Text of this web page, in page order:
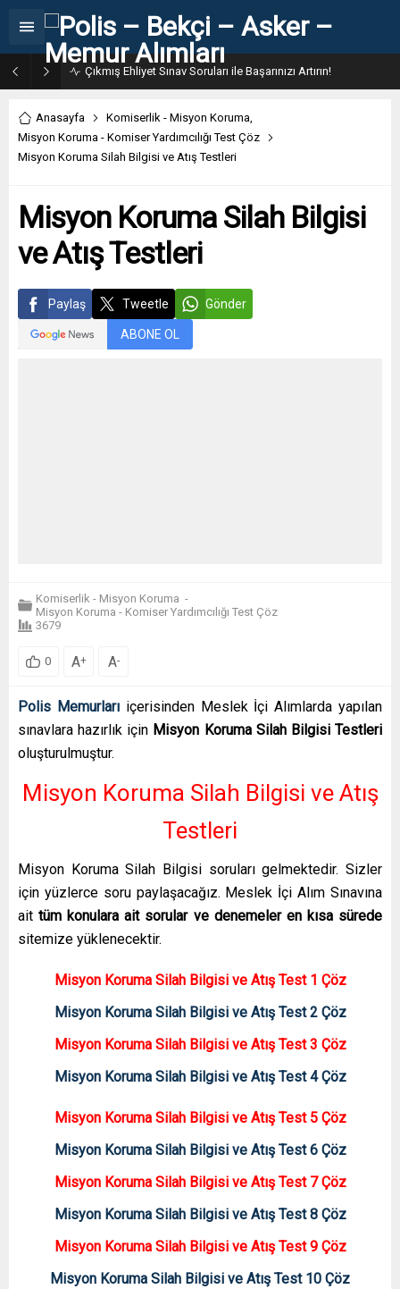
Çıkmış Ehliyet Sınav Soruları ile Başarınızı Artırın!
Anasayfa Komiserlik - Misyon Koruma,
Misyon Koruma - Komiser Yardımcılığı Test Çöz
Misyon Koruma Silah Bilgisi ve Atış Testleri
Misyon Koruma Silah Bilgisi
ve Atış Testleri
Paylaş Tweetle Gönder
ABONE OL
Komiserlik - Misyon Koruma -
Misyon Koruma - Komiser Yardımcılığı Test Çöz
3679
0 A+ A-
Polis Memurlarıiçerisinden Meslek İçi Alımlarda yapılan
sınavlara hazırlık için Misyon Koruma Silah Bilgisi Testleri
oluşturulmuştur.
Misyon Koruma Silah Bilgisi ve Atış
Testleri
Misyon Koruma Silah Bilgisi soruları gelmektedir. Sizler
için yüzlerce soru paylaşacağız. Meslek İçi Alım Sınavına
aittüm konulara ait sorular ve denemeler en kısa sürede
sitemize yüklenecektir.
Misyon Koruma Silah Bilgisi ve Atış Test 1 Çöz
Misyon Koruma Silah Bilgisi ve Atış Test 2 Çöz
Misyon Koruma Silah Bilgisi ve Atış Test 3 Çöz
Misyon Koruma Silah Bilgisi ve Atış Test 4 Çöz
Misyon Koruma Silah Bilgisi ve Atış Test 5 Çöz
Misyon Koruma Silah Bilgisi ve Atış Test 6 Çöz
Misyon Koruma Silah Bilgisi ve Atış Test 7 Çöz
Misyon Koruma Silah Bilgisi ve Atış Test 8 Çöz
Misyon Koruma Silah Bilgisi ve Atış Test 9 Çöz
Misyon Koruma Silah Bilgisi ve Atış Test 10 Çöz